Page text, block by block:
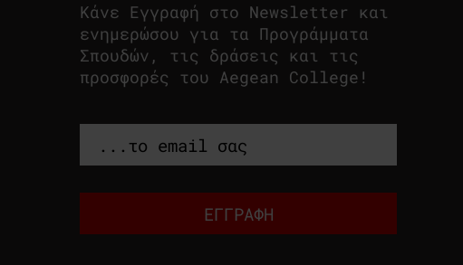
Κάνε Εγγραφή στο Newsletter και
ενημερώσου για τα Προγράμματα
Σπουδών, τις δράσεις και τις
προσφορές του Aegean College!